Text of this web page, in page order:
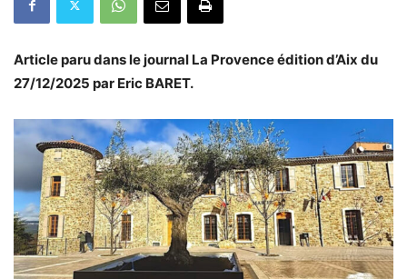
Article paru dans le journal La Provence édition d’Aix du
27/12/2025 par Eric BARET.